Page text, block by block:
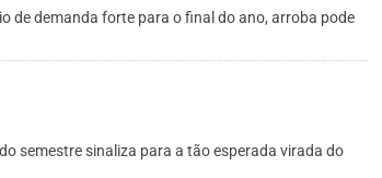
de demanda forte para o final do ano, arroba pode
semestre sinaliza para a tão esperada virada do